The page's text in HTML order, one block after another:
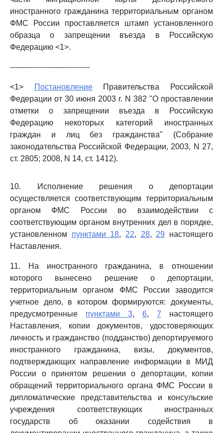
иностранного гражданина территориальным органом
ФМС России проставляется штамп установленного
образца о запрещении въезда в Российскую
Федерацию <1>.
--------------------------------
<1> ПостановлениеПравительства Российской
Федерации от 30 июня 2003 г. N 382 "О проставлении
отметки о запрещении въезда в Российскую
Федерацию некоторых категорий иностранных
граждан и лиц без гражданства" (Собрание
законодательства Российской Федерации, 2003, N 27,
ст. 2805; 2008, N 14, ст. 1412).
10. Исполнение решения о депортации
осуществляется соответствующим территориальным
органом ФМС России во взаимодействии с
соответствующим органом внутренних дел в порядке,
установленном пунктами 18, 22, 28, 29 настоящего
Наставления.
11. На иностранного гражданина, в отношении
которого вынесено решение о депортации,
территориальным органом ФМС России заводится
учетное дело, в котором формируются: документы,
предусмотренные пунктами 3, 6, 7 настоящего
Наставления, копии документов, удостоверяющих
личность и гражданство (подданство) депортируемого
иностранного гражданина, визы, документов,
подтверждающих направление информации в МИД
России о принятом решении о депортации, копии
обращений территориального органа ФМС России в
дипломатические представительства и консульские
учреждения соответствующих иностранных
государств об оказании содействия в